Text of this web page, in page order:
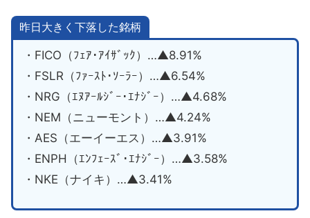
昨日大きく下落した銘柄
・FICO（ﾌｪｱ･ｱｲｻﾞｯｸ）…▲8.91%
・FSLR（ﾌｧｰｽﾄ･ｿｰﾗｰ）…▲6.54%
・NRG（ｴﾇｱｰﾙｼﾞｰ･ｴﾅｼﾞｰ）…▲4.68%
・NEM（ニューモント）…▲4.24%
・AES（エーイーエス）…▲3.91%
・ENPH（ｴﾝﾌｪｰｽﾞ･ｴﾅｼﾞｰ）…▲3.58%
・NKE（ナイキ）…▲3.41%